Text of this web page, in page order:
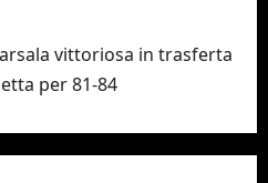
vittoriosa in trasferta
per 81-84